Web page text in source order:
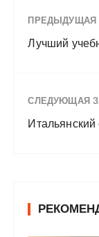
ПРЕДЫДУЩАЯ
Лучший
СЛЕДУЮЩАЯ